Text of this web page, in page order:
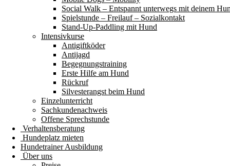
Social Walk – Entspannt unterwegs mit deinem
Spielstunde – Freilauf – Sozialkontakt
Stand-Up-Paddling mit Hund
Intensivkurse
Antigiftköder
Antijagd
Begegnungstraining
Erste Hilfe am Hund
Rückruf
Silvesterangst beim Hund
Einzelunterricht
Sachkundenachweis
Offene Sprechstunde
Verhaltensberatung
Hundeplatz mieten
Hundetrainer Ausbildung
Über uns